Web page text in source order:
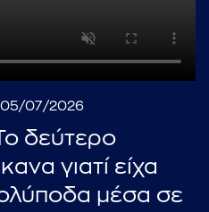
05/07/2026
δεύτερο
γιατί είχα
μέσα σε